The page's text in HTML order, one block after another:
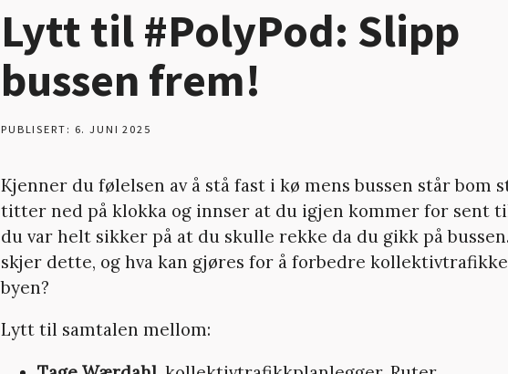
Lytt til #PolyPod: Slipp
bussen frem!
PUBLISERT: 6. JUNI 2025
Kjenner du følelsen av å stå fast i kø mens bussen står bom
titter ned på klokka og innser at du igjen kommer for sent
du var helt sikker på at du skulle rekke da du gikk på
skjer dette, og hva kan gjøres for å forbedre
byen?
Lytt til samtalen mellom: